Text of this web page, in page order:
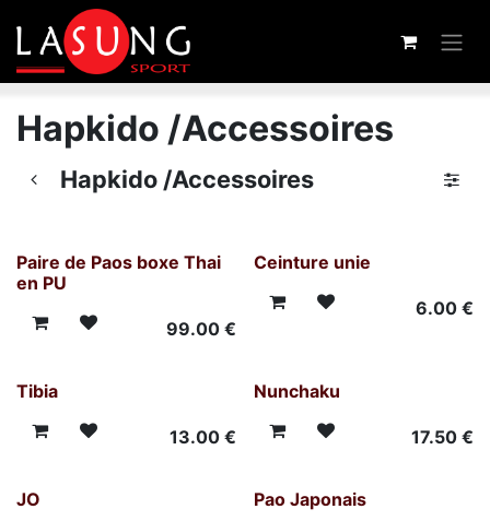
Skip to Content
Hapkido /Accessoires
Hapkido /Accessoires
Paire de Paos boxe Thai
en PU
99.00€
Ceinture unie
6.00€
Tibia
13.00€
Nunchaku
17.50€
JO Pao Japonais